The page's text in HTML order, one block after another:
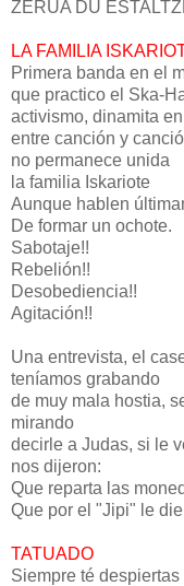
ZERUA DU
LA FAMILIA
Primera banda en el
que practico el Ska-
activismo, dinamita
entre canción y
no permanece unida
la familia Iskariote
Aunque hablen
De formar un ochote.
Sabotaje!!
Rebelión!!
Desobediencia!!
Agitación!!
Una entrevista, el
teníamos grabando
de muy mala hostia,
mirando
decirle a Judas, si le
nos dijeron:
Que reparta las
Que por el "Jipi" le
TATUADO
Siempre té